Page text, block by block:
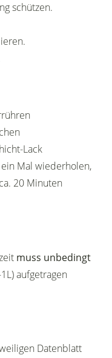
schützen.
Lack
Mal wiederholen,
20 Minuten
muss unbedingt
aufgetragen
Datenblatt